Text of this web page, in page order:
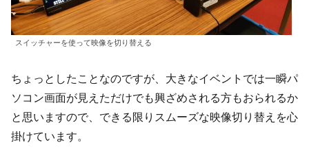
スイッチャーを使って映像を切り替える
ちょっとしたことなのですが、大きなイベントでは一瞬パ
ソコン画面が見えただけでも興ざめされる方もおられるか
と思いますので、できる限りスムーズな映像切り替えを心
掛けています。